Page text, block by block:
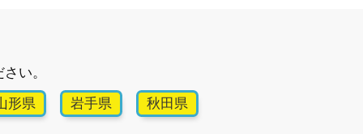
い。
形県
岩手県 秋田県